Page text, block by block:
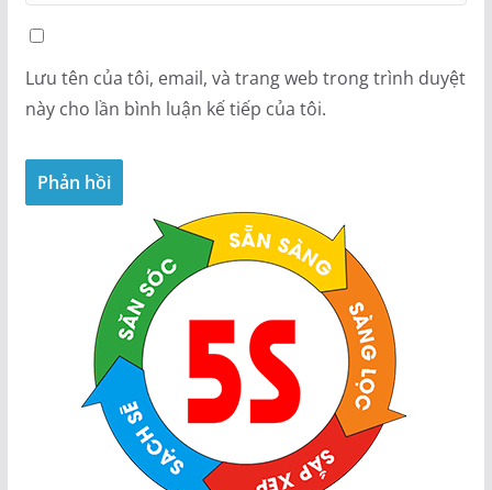
Lưu tên của tôi, email, và trang web trong trình duyệt
này cho lần bình luận kế tiếp của tôi.